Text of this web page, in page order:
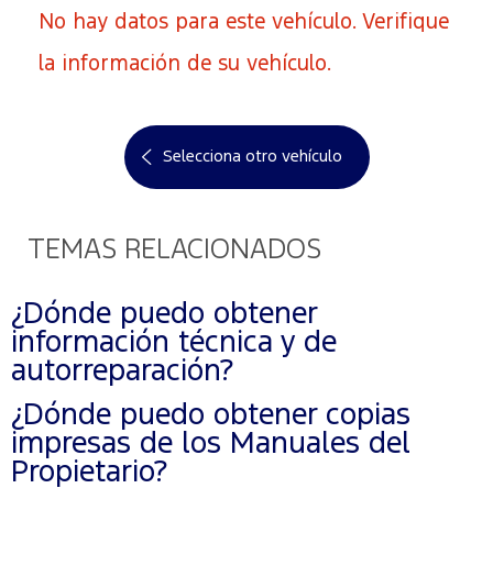
No hay datos para este vehículo. Verifique
la información de su vehículo.
Selecciona otro vehículo
TEMAS RELACIONADOS
¿Dónde puedo obtener
información técnica y de
autorreparación?
¿Dónde puedo obtener copias
impresas de los Manuales del
Propietario?